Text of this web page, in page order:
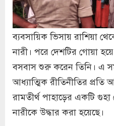
ব্যবসায়িক ভিসায় রাশিয়া
নারী। পরে দেশটির গোয়া
বসবাস শুরু করেন তিনি। এ
আধ্যাত্মিক রীতিনীতির প্রতি
রামতীর্থ পাহাড়ের একটি
নারীকে উদ্ধার করা হয়েছে।